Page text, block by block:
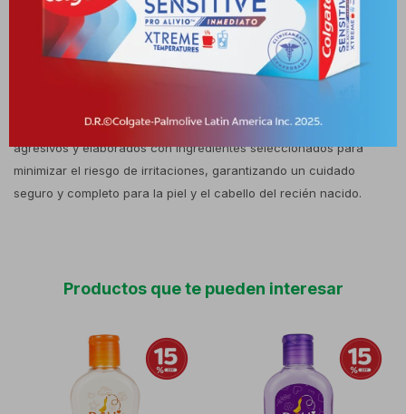
manejable, y favoreciendo momentos de calma que preparan al
bebé para un sueño tranquilo. Su uso diario aporta seguridad y
confort, convirtiéndose en un aliado en la rutina nocturna. La
composición se caracteriza por notas aromáticas suaves y
invasivas. Todos los productos del kit están libres de colorantes
agresivos y elaborados con ingredientes seleccionados para
minimizar el riesgo de irritaciones, garantizando un cuidado
seguro y completo para la piel y el cabello del recién nacido.
Productos que te pueden interesar